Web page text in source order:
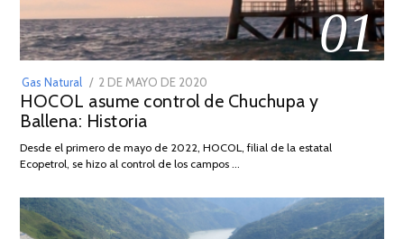
01
Gas Natural
POSTED
ON
2 DE MAYO DE 2020
DE
2026
HOCOL asume control de Chuchupa y
Ballena: Historia
Desde el primero de mayo de 2022, HOCOL, filial de la estatal
Ecopetrol, se hizo al control de los campos …